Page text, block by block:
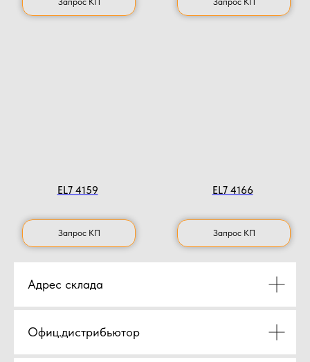
EL7 4159
Запрос КП
EL7 4166
Запрос КП
Адрес склада
Офиц.дистрибьютор